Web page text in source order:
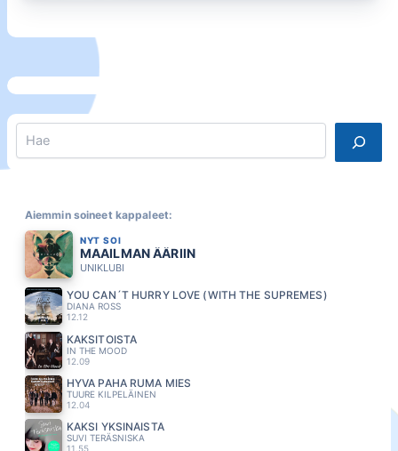
Search
Aiemmin soineet kappaleet:
NYT SOI
MAAILMAN ÄÄRIIN
UNIKLUBI
YOU CAN´T HURRY LOVE (WITH THE SUPREMES)
DIANA ROSS
12.12
KAKSITOISTA
IN THE MOOD
12.09
HYVA PAHA RUMA MIES
TUURE KILPELÄINEN
12.04
KAKSI YKSINÄISTÄ
SUVI TERÄSNISKA
11.55